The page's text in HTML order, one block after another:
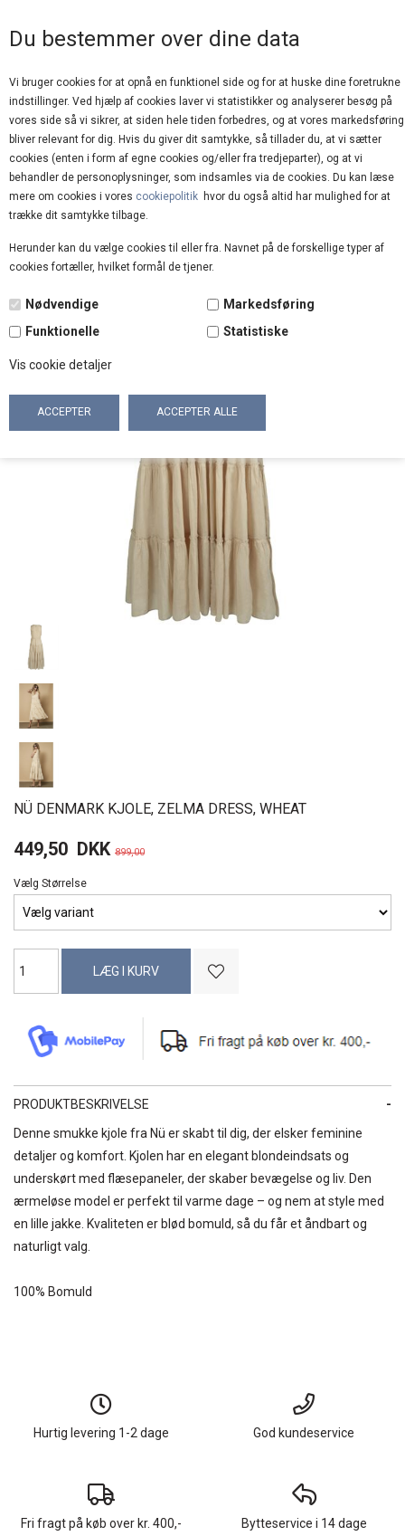
Du bestemmer over dine data
Vi bruger cookies for at opnå en funktionel side og for at huske dine foretrukne
indstillinger. Ved hjælp af cookies laver vi statistikker og analyserer besøg på
vores side så vi sikrer, at siden hele tiden forbedres, og at vores markedsføring
bliver relevant for dig. Hvis du giver dit samtykke, så tillader du, at vi sætter
cookies (enten i form af egne cookies og/eller fra tredjeparter), og at vi
behandler de personoplysninger, som indsamles via de cookies. Du kan læse
mere om cookies i vores cookiepolitik hvor du også altid har mulighed for at
trække dit samtykke tilbage.
Herunder kan du vælge cookies til eller fra. Navnet på de forskellige typer af
cookies fortæller, hvilket formål de tjener.
Nødvendige
Markedsføring
Funktionelle
Statistiske
Vis cookie detaljer
Forside» Brands»Nü Denmark
TILBUD
NÜ DENMARK KJOLE, ZELMA DRESS, WHEAT
449,50 DKK 899,00
Vælg Størrelse
PRODUKTBESKRIVELSE
Denne smukke kjole fra Nü er skabt til dig, der elsker feminine
detaljer og komfort. Kjolen har en elegant blondeindsats og
underskørt med flæsepaneler, der skaber bevægelse og liv. Den
ærmeløse model er perfekt til varme dage – og nem at style med
en lille jakke. Kvaliteten er blød bomuld, så du får et åndbart og
naturligt valg.
100% Bomuld
Hurtig levering 1-2 dage God kundeservice
Fri fragt på køb over kr. 400,- Bytteservice i 14 dage